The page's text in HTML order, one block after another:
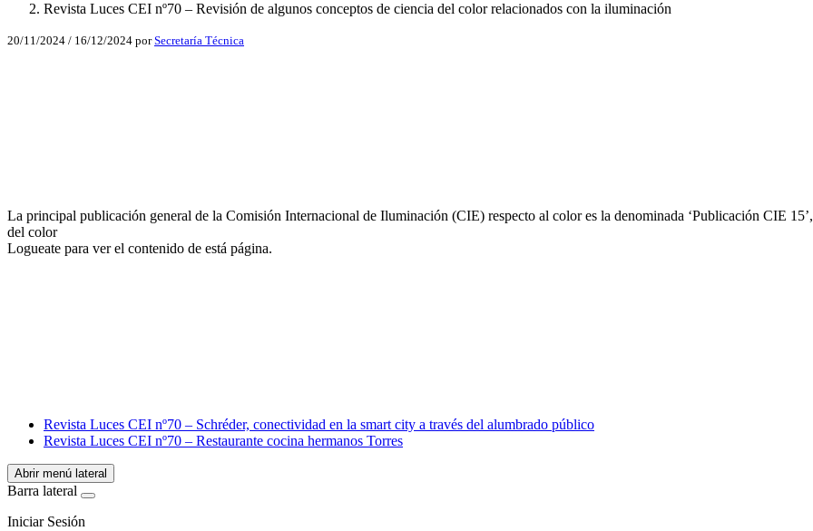
Revista Luces CEI nº70 – Revisión de algunos conceptos de ciencia del color relacionados con la iluminación
20/11/2024 / 16/12/2024 porSecretaría Técnica
WhatsApp
La principal publicación general de la Comisión Internacional de Iluminación (CIE) respecto al color es la denominada ‘Publicación CIE
del color
Logueate para ver el contenido de está página.
WhatsApp
Revista Luces CEI nº70 – Schréder, conectividad en la smart city a través del alumbrado público
Revista Luces CEI nº70 – Restaurante cocina hermanos Torres
Abrir menú lateral
Barra lateral
Iniciar Sesión